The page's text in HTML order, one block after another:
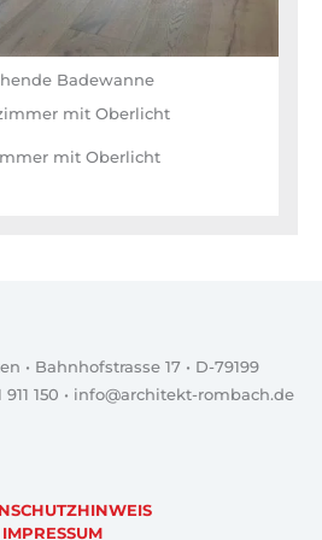
Badewanne
mit Oberlicht
• Bahnhofstrasse 17 • D-79199
911 150 • info@architekt-rombach.de
IMPRESSUM